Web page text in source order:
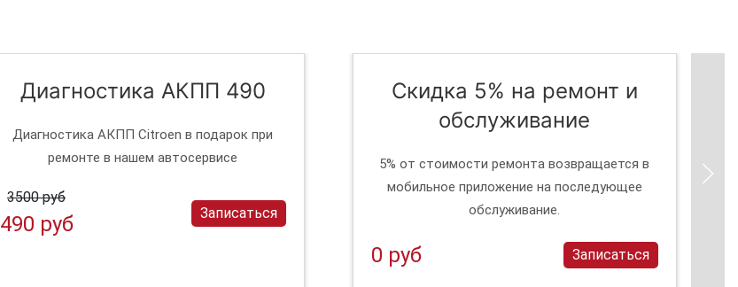
Диагностика АКПП 490
Диагностика АКПП Citroen в подарок при
ремонте в нашем автосервисе
3500 руб
490 руб Записаться
Скидка 5% на ремонт и
обслуживание
5% от стоимости ремонта возвращается в
мобильное приложение на последующее
обслуживание.
0 руб Записаться